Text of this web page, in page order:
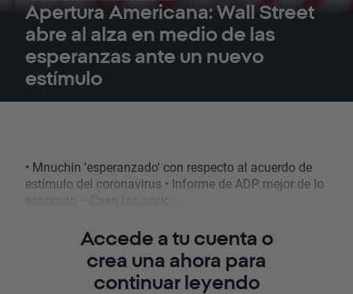
Apertura Americana: Wall Street
abre al alza en medio de las
esperanzas ante un nuevo
estímulo
• Mnuchin 'esperanzado' con respecto al acuerdo de
estímulo del coronavirus • Informe de ADP mejor de lo
esperado • Caen las accio...
Accede a tu cuenta o
crea una ahora para
continuar leyendo